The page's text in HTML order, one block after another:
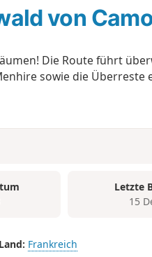
von
Die Route führt
sowie die Überreste
Letzte
15
Land: Frankreich